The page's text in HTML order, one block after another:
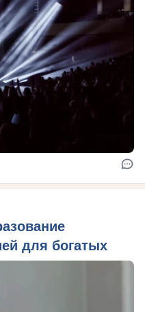
для богатых